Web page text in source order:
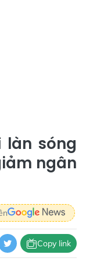
làn sóng
ngân
Copy link